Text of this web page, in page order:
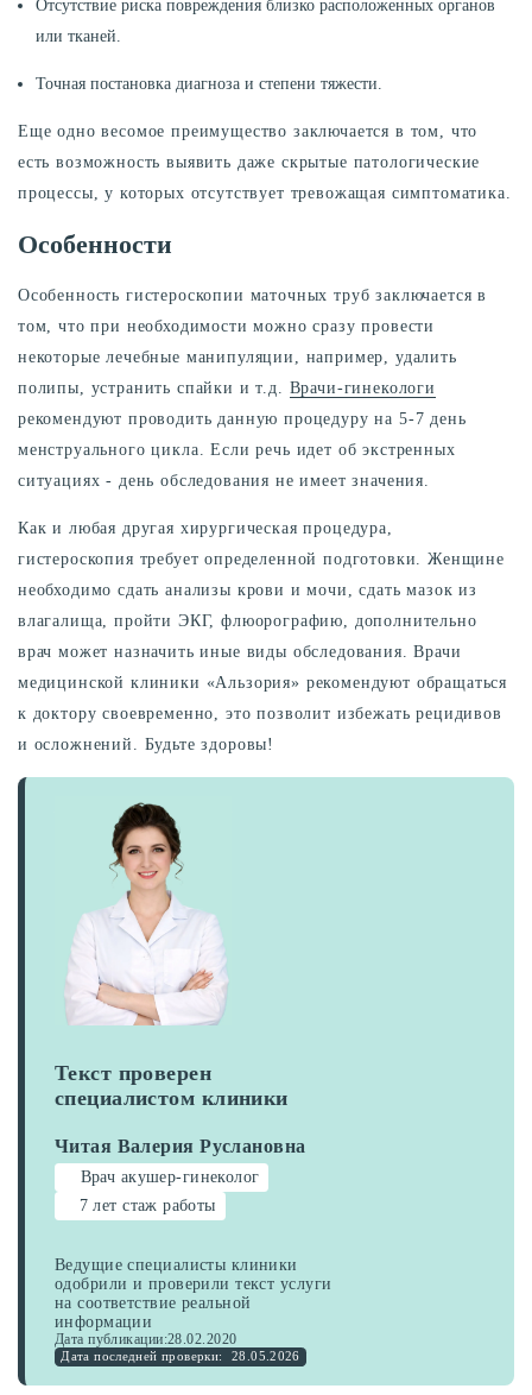
Отсутствие риска повреждения близко расположенных органов
или тканей.
Точная постановка диагноза и степени тяжести.
Еще одно весомое преимущество заключается в том, что
есть возможность выявить даже скрытые патологические
процессы, у которых отсутствует тревожащая симптоматика.
Особенности
Особенность гистероскопии маточных труб заключается в
том, что при необходимости можно сразу провести
некоторые лечебные манипуляции, например, удалить
полипы, устранить спайки и т.д. Врачи-гинекологи
рекомендуют проводить данную процедуру на 5-7 день
менструального цикла. Если речь идет об экстренных
ситуациях - день обследования не имеет значения.
Как и любая другая хирургическая процедура,
гистероскопия требует определенной подготовки. Женщине
необходимо сдать анализы крови и мочи, сдать мазок из
влагалища, пройти ЭКГ, флюорографию, дополнительно
врач может назначить иные виды обследования. Врачи
медицинской клиники «Альзория» рекомендуют обращаться
к доктору своевременно, это позволит избежать рецидивов
и осложнений. Будьте здоровы!
Текст проверен
специалистом клиники
Читая Валерия Руслановна
Врач акушер-гинеколог
7 лет стаж работы
Ведущие специалисты клиники
одобрили и проверили текст услуги
на соответствие реальной
информации
Дата публикации:28.02.2020
Дата последней проверки: 28.05.2026